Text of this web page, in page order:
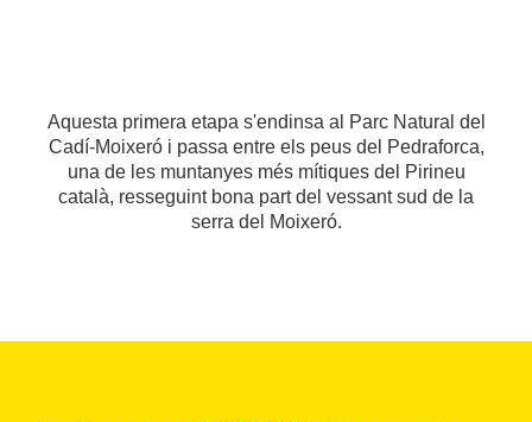
Aquesta primera etapa s'endinsa al Parc Natural del
Cadí-Moixeró i passa entre els peus del Pedraforca,
una de les muntanyes més mítiques del Pirineu
català, resseguint bona part del vessant sud de la
serra del Moixeró.